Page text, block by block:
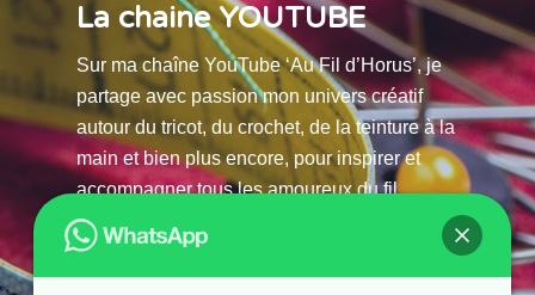
La chaine YOUTUBE
Sur ma chaîne YouTube ‘Au Fil d’Horus’, je
partage avec passion mon univers créatif
autour du tricot, du crochet, de la teinture à la
main et bien plus encore, pour inspirer et
accompagner tous les amoureux du fil.